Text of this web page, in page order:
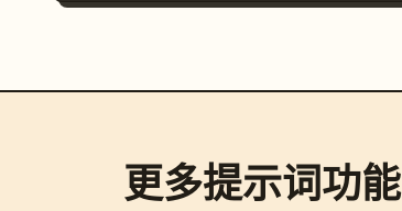
更多提示词功能